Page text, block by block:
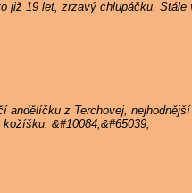
již 19 let, zrzavý chlupáčku. Stále
andělíčku z Terchovej,
&#10084;&#65039;